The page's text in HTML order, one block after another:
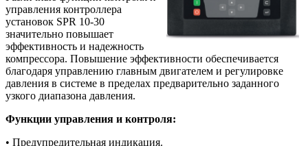
управления контроллера
установок SPR 10-30
значительно повышает
эффективность и надежность
компрессора. Повышение эффективности обеспечивается
благодаря управлению главным двигателем и регулировке
давления в системе в пределах предварительно заданного
узкого диапазона давления.
Функции управления и контроля:
• Предупредительная индикация.